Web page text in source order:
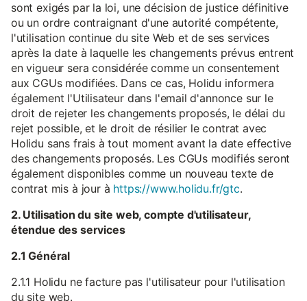
sont exigés par la loi, une décision de justice définitive
ou un ordre contraignant d'une autorité compétente,
l'utilisation continue du site Web et de ses services
après la date à laquelle les changements prévus entrent
en vigueur sera considérée comme un consentement
aux CGUs modifiées. Dans ce cas, Holidu informera
également l'Utilisateur dans l'email d'annonce sur le
droit de rejeter les changements proposés, le délai du
rejet possible, et le droit de résilier le contrat avec
Holidu sans frais à tout moment avant la date effective
des changements proposés. Les CGUs modifiés seront
également disponibles comme un nouveau texte de
contrat mis à jour à https://www.holidu.fr/gtc.
2. Utilisation du site web, compte d'utilisateur,
étendue des services
2.1 Général
2.1.1 Holidu ne facture pas l'utilisateur pour l'utilisation
du site web.